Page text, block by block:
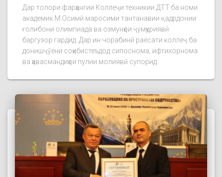
Дар толори фарҳангии Коллеҷи техникии ДТТ ба номи
академик М.Осимӣ маросими тантанавии қадрдонии
ғолибони олимпиада ва озмунҳои ҷумҳуриявӣ
баргузор гардид. Дар ин чорабинӣ раёсати коллеҷ ба
донишҷӯёни соҳибистеъдод сипоснома, ифтихорнома
ва ҳавасмандиҳои пулии молиявӣ супорид.